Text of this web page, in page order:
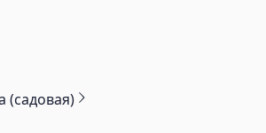
(садовая)